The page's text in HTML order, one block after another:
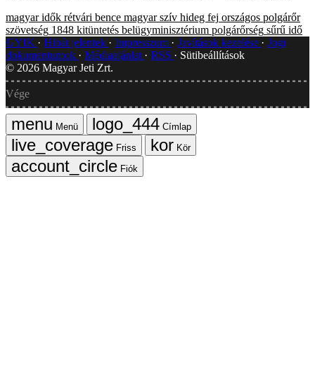
magyar idők rétvári bence magyar szív hideg fej országos polgárőr
szövetség 1848 kitüntetés belügyminisztérium polgárőrség sűrű idő
GYIK
Hibát jelentek Impresszum Javítások kezelése
Jogi
dokumentumok
Médiaajánlat RSS
Sütibeállítások
© 2026 Magyar Jeti Zrt.
Vége
Menü
Címlap
Friss
Kör
Fiók